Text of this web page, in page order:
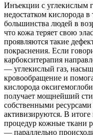
Инъекции с углекислым
недостатком кислорода
большинства людей в
что кожа теряет свою
проявляются такие
покраснения. Если
карбокситерапия
— углекислый газ,
кровообращение и
кислорода
получает мощнейший
собственными
активизируются. В итоге
процедур кожные ткани
— параллельно